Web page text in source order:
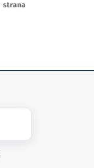
strana